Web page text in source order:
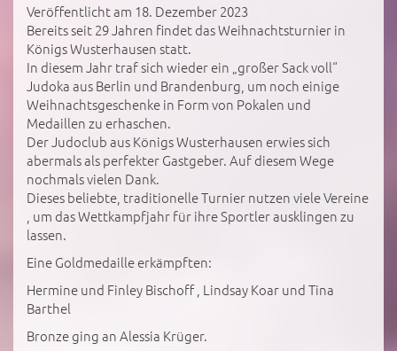
Veröffentlicht am 18. Dezember 2023
Bereits seit 29 Jahren findet das Weihnachtsturnier in
Königs Wusterhausen statt.
In diesem Jahr traf sich wieder ein „großer Sack voll“
Judoka aus Berlin und Brandenburg, um noch einige
Weihnachtsgeschenke in Form von Pokalen und
Medaillen zu erhaschen.
Der Judoclub aus Königs Wusterhausen erwies sich
abermals als perfekter Gastgeber. Auf diesem Wege
nochmals vielen Dank.
Dieses beliebte, traditionelle Turnier nutzen viele Vereine
, um das Wettkampfjahr für ihre Sportler ausklingen zu
lassen.
Eine Goldmedaille erkämpften:
Hermine und Finley Bischoff , Lindsay Koar und Tina
Barthel
Bronze ging an Alessia Krüger.